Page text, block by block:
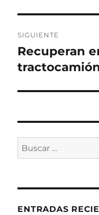
SIGUIENTE
Entrada
siguiente:
Recuperan
Buscar
por:
ENTRADAS